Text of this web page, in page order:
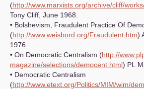
(http://www.marxists.org/archive/cliff/
Tony Cliff, June 1968.
• Bolshevism, Fraudulent Practice Of
(http://www.weisbord.org/Fraudulent.htm)
1976.
• On Democratic Centralism (http://
magazine/selections/democent.html) PL
• Democratic Centralism
(http://www.etext.org/Politics/MIM/wim/